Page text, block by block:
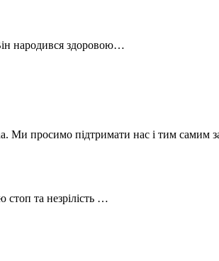
народився здоровою…
Ми просимо підтримати нас і тим
стоп та незрілість …